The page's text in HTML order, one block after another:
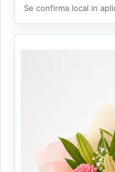
Se confirma local in